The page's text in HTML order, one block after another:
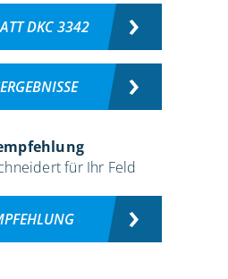
DKC 3342
für Ihr Feld